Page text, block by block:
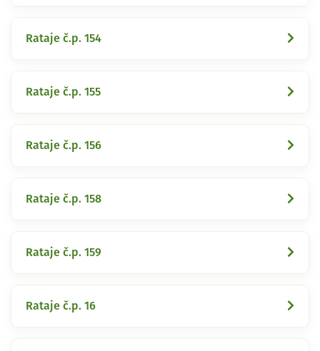
Rataje č.p. 154
Rataje č.p. 155
Rataje č.p. 156
Rataje č.p. 158
Rataje č.p. 159
Rataje č.p. 16